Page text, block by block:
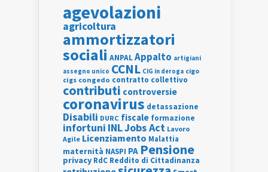
agevolazioni
agricoltura
ammortizzatori
sociali ANPALAppalto artigiani
assegno unico CCNL CIG in deroga cigo
cigs congedo contratto collettivo
contributi controversie
coronavirus detassazione
Disabili DURC fiscale formazione
infortuni INLJobs Act Lavoro
Agile Licenziamento Malattia
maternità NASPI PA Pensione
privacy RdC Reddito di Cittadinanza